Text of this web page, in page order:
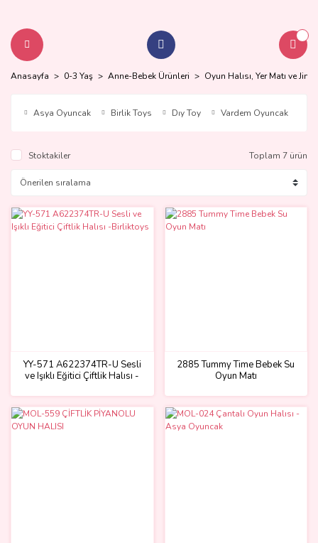
Anasayfa 0-3 Yaş Anne-Bebek Ürünleri Oyun Halısı, Yer Matı ve
Asya Oyuncak Birlik Toys Dıy Toy Vardem Oyuncak
Stoktakiler Toplam 7 ürün
YY-571 A622374TR-U Sesli
ve Işıklı Eğitici Çiftlik Halısı -
2885 Tummy Time Bebek Su
Oyun Matı